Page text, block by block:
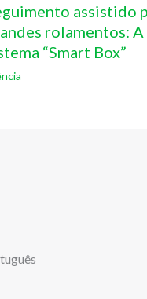
assistido
rolamentos:
“Smart Box”